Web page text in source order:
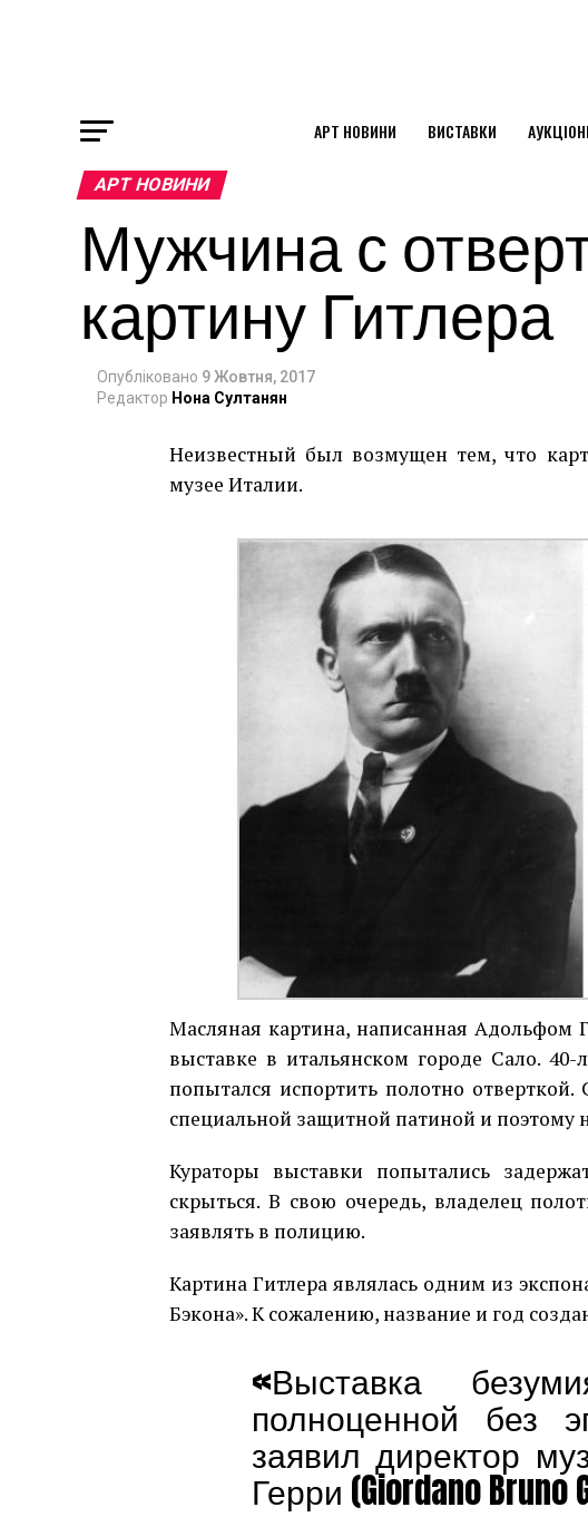
АРТ НОВИНИ ВИСТАВКИ
АРТ НОВИНИ
Мужчина с
картину Гитлера
Опубліковано 9 Жовтня, 2017
Редактор Нона Султанян
Неизвестный был возмущен тем, что
музее Италии.
Масляная картина, написанная Адольфом
выставке в итальянском городе Сало.
попытался испортить полотно
специальной защитной патиной и поэтому
Кураторы выставки попытались
скрыться. В свою очередь, владелец
заявлять в полицию.
Картина Гитлера являлась одним из
Бэкона». К сожалению, название и год
«Выставка
полноценной без
заявил директор
Герри (Giordano Bruno